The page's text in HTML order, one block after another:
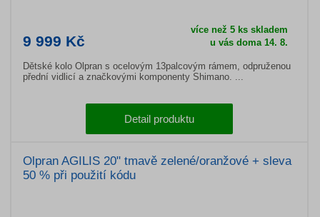
9 999 Kč
více než 5 ks skladem
u vás doma 14. 8.
Dětské kolo Olpran s ocelovým 13palcovým rámem, odpruženou
přední vidlicí a značkovými komponenty Shimano. ...
Detail produktu
Olpran AGILIS 20" tmavě zelené/oranžové + sleva
50 % při použití kódu